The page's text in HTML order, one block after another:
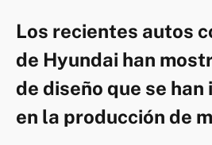
Los recientes autos
de Hyundai han
de diseño que se
en la producción de